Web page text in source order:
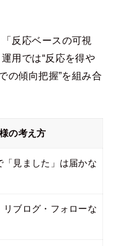
反応ベースの可視
用では“反応を得や
の傾向把握”を組み合
の考え方
「見ました」は届かな
リブログ・フォローな